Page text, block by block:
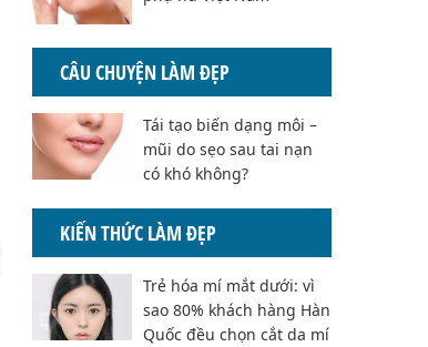
CÂU CHUYỆN LÀM ĐẸP
Tái tạo biến dạng môi –
mũi do sẹo sau tai nạn
có khó không?
KIẾN THỨC LÀM ĐẸP
Trẻ hóa mí mắt dưới: vì
sao 80% khách hàng Hàn
Quốc đều chọn cắt da mí